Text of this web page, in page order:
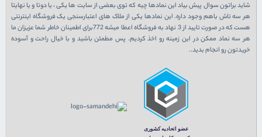
شاید براتون سوال پیش بیاد این نمادها چیه که توی بعضی از سایت ها یکی ، یا دوتا و یا نهایتا
هر سه تاش باهم وجود داره. این نمادها یکی از ملاک های اعتبارسنجی یک فروشگاه اینترنتی
هست که در صورت تایید از 3 نهاد به فروشگاه اعطا میشه 772برای اطمینان خاطر شما عزیزان ما
هر سه نماد ممکن در این زمینه رو اخذ کردیم. پس مطمئن باشید و با خیال راحت و آسوده
خریدتون رو انجام بدید..